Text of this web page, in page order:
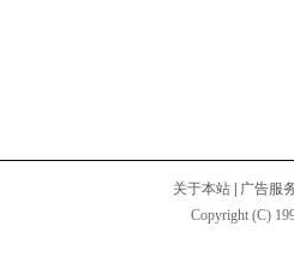
关于本站
广告服
Copyright (C)